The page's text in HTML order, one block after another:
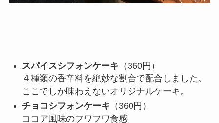
スパイスシフォンケーキ （360円）
４種類の香辛料を絶妙な割合で配合しました。
ここでしか味わえないオリジナルケーキ。
チョコシフォンケーキ （360円）
ココア風味のフワフワ食感